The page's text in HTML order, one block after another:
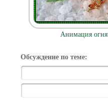
Анимация огня
Обсуждение по теме: